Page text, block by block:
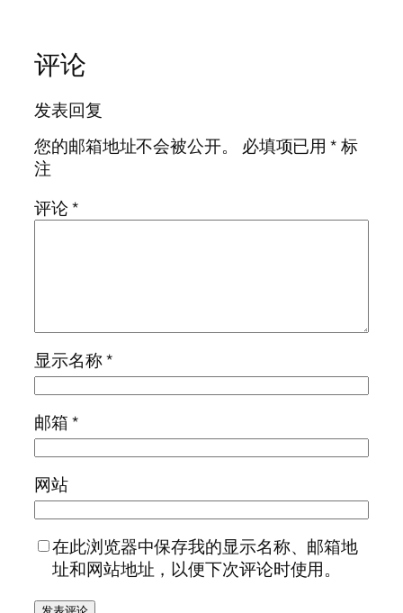
评论
发表回复
您的邮箱地址不会被公开。
必填项已用*标
注
评论*
显示名称*
邮箱*
网站
在此浏览器中保存我的显示名称、邮箱地
址和网站地址，以便下次评论时使用。